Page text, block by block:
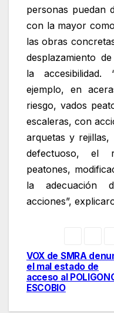
personas puedan
con la mayor
las obras
desplazamiento
la
ejemplo, en
riesgo, vados
escaleras, con
arquetas y rejillas,
defectuoso, el
peatones,
la adecuación
acciones”,
de
VOX de SMRA
el mal estado de
acceso al
ESCOBIO